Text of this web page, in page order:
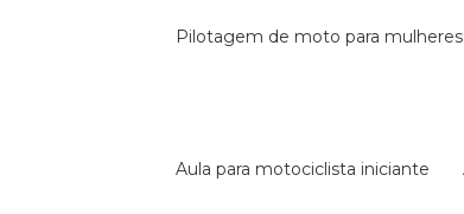
pilotagem de moto para mulheres
aula para motociclista iniciante